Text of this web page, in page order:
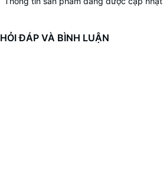
HỎI ĐÁP VÀ BÌNH LUẬN